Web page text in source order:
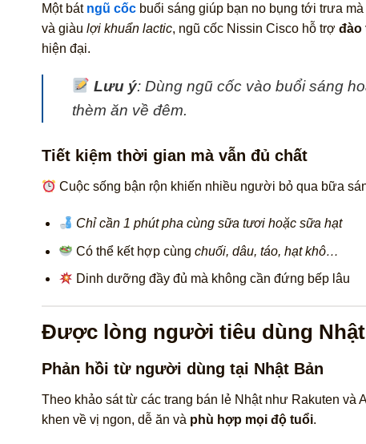
Một bát ngũ cốc buổi sáng giúp bạn no bụng tới trưa
và giàu lợi khuẩn lactic, ngũ cốc Nissin Cisco hỗ trợ đào
hiện đại.
Lưu ý: Dùng ngũ cốc vào buổi sáng
thèm ăn về đêm.
Tiết kiệm thời gian mà vẫn đủ chất
Cuộc sống bận rộn khiến nhiều người bỏ qua bữa
Chỉ cần 1 phút pha cùng sữa tươi hoặc sữa hạt
Có thể kết hợp cùngchuối, dâu, táo, hạt khô…
Dinh dưỡng đầy đủ mà không cần đứng bếp lâu
Được lòng người tiêu dùng Nhật
Phản hồi từ người dùng tại Nhật Bản
Theo khảo sát từ các trang bán lẻ Nhật như Rakuten
khen về vị ngon, dễ ăn và phù hợp mọi độ tuổi.